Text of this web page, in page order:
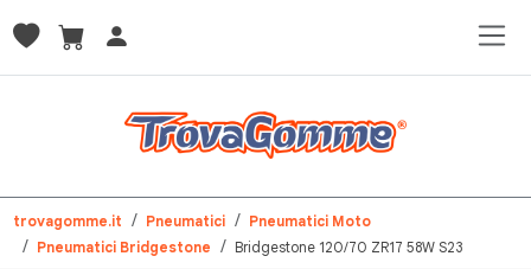
trovagomme.it Pneumatici
Pneumatici Moto
Pneumatici Bridgestone
Bridgestone 120/70 ZR17 58W S23